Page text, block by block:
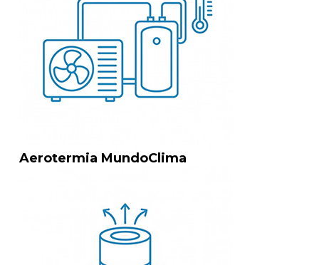
Aerotermia MundoClima